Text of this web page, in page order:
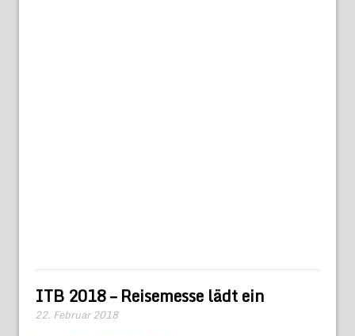
ITB 2018 – Reisemesse lädt ein
22. Februar 2018